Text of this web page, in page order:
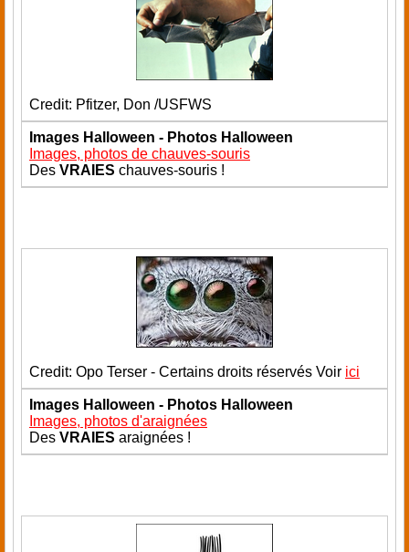
Credit: Pfitzer, Don /USFWS
Images Halloween - Photos Halloween
Images, photos de chauves-souris
Des VRAIES chauves-souris !
Credit: Opo Terser - Certains droits réservés Voir ici
Images Halloween - Photos Halloween
Images, photos d'araignées
Des VRAIES araignées !